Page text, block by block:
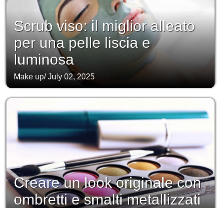
Scrub viso: il miglior alleato
per una pelle liscia e
luminosa
Make up/July 02, 2025
Creare un look originale con
ombretti e smalti metallizzati